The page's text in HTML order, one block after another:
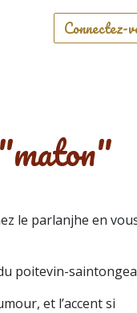
Connectez-
le parlanjhe en
poitevin-
et l’accent si